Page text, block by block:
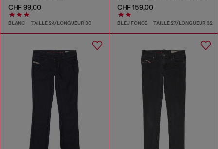
CHF 99,00
BLANC TAILLE 24/LONGUEUR 30
CHF 159,00
BLEU FONCÉ TAILLE 27/LONGUEUR 32